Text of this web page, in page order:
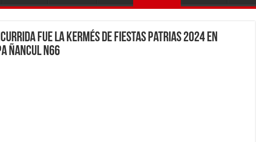
fue la Kermés de Fiestas Patrias 2024 en
Ñancul N66